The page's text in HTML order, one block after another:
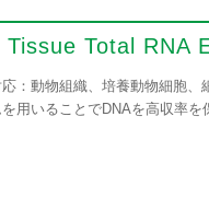
Total RNA
：動物組織、培養動物細胞、
用いることでDNAを高収率を